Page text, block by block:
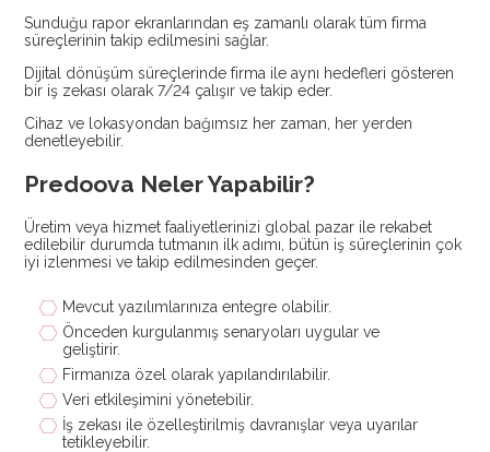
Sunduğu rapor ekranlarından eş zamanlı olarak tüm firma
süreçlerinin takip edilmesini sağlar.
Dijital dönüşüm süreçlerinde firma ile aynı hedefleri gösteren
bir iş zekası olarak 7/24 çalışır ve takip eder.
Cihaz ve lokasyondan bağımsız her zaman, her yerden
denetleyebilir.
Predoova Neler Yapabilir?
Üretim veya hizmet faaliyetlerinizi global pazar ile rekabet
edilebilir durumda tutmanın ilk adımı, bütün iş süreçlerinin çok
iyi izlenmesi ve takip edilmesinden geçer.
Mevcut yazılımlarınıza entegre olabilir.
Önceden kurgulanmış senaryoları uygular ve
geliştirir.
Firmanıza özel olarak yapılandırılabilir.
Veri etkileşimini yönetebilir.
İş zekası ile özelleştirilmiş davranışlar veya uyarılar
tetikleyebilir.